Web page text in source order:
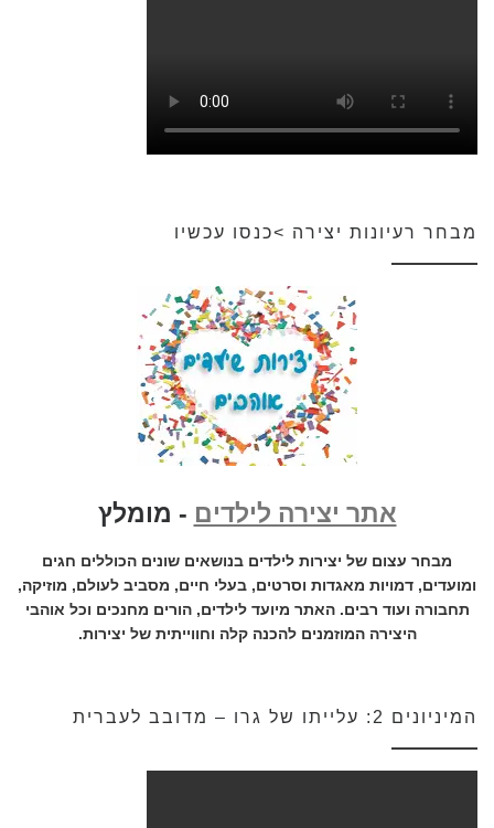
מבחר רעיונות יצירה >כנסו עכשיו
אתר יצירה לילדים - מומלץ
מבחר עצום של יצירות לילדים בנושאים שונים הכוללים חגים
ומועדים, דמויות מאגדות וסרטים, בעלי חיים, מסביב לעולם, מוזיקה,
תחבורה ועוד רבים. האתר מיועד לילדים, הורים מחנכים וכל אוהבי
היצירה המוזמנים להכנה קלה וחווייתית של יצירות.
המיניונים 2: עלייתו של גרו – מדובב לעברית